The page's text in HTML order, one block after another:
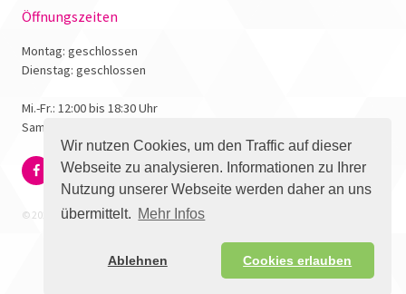
Wir nutzen Cookies, um den Traffic auf dieser
Webseite zu analysieren. Informationen zu Ihrer
Nutzung unserer Webseite werden daher an uns
übermittelt. Mehr Infos
Ablehnen Cookies erlauben
Öffnungszeiten
Montag: geschlossen
Dienstag: geschlossen
Mi.-Fr.: 12:00 bis 18:30 Uhr
Samstag: 10:00 bis 17:00 Uhr
© 2026 - Bäng Bäng Comicbuchhandlung